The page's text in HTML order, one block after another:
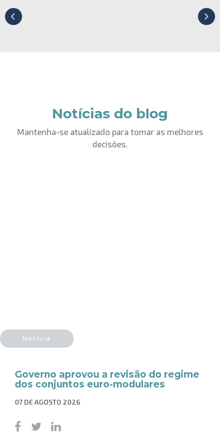
Notícias do blog
Mantenha-se atualizado para tomar as melhores
decisões.
Notícia
Governo aprovou a revisão do regime
dos conjuntos euro-modulares
07 DE AGOSTO 2026